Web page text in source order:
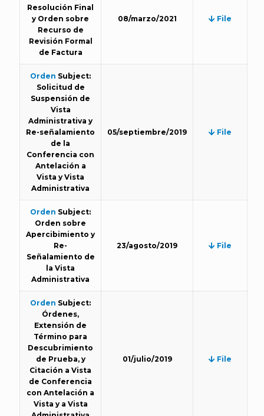
Resolución Final
y Orden sobre
Recurso de
Revisión Formal
de Factura
08/marzo/2021 File
Orden Subject:
Solicitud de
Suspensión de
Vista
Administrativa y
Re-señalamiento
de la
Conferencia con
Antelación a
Vista y Vista
Administrativa
05/septiembre/2019 File
Orden Subject:
Orden sobre
Apercibimiento y
Re-
Señalamiento de
la Vista
Administrativa
23/agosto/2019 File
Orden Subject:
Órdenes,
Extensión de
Término para
Descubrimiento
de Prueba, y
Citación a Vista
de Conferencia
con Antelación a
Vista y a Vista
01/julio/2019 File